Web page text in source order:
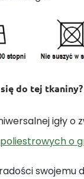
do tej tkaniny?
igły o
o
swojemu